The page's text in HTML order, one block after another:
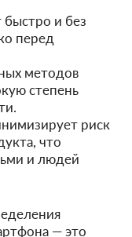
быстро и без
перед
методов
степень
риск
что
и людей
— это